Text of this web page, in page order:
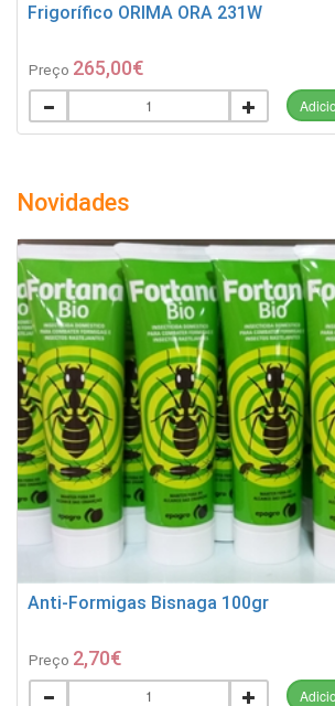
Frigorífico ORIMA ORA 231W
Preço 265,00€
Novidades
Anti-Formigas Bisnaga 100gr
Preço 2,70€